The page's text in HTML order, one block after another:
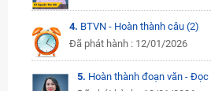
4. BTVN - Hoàn thành câu (2)
Đã phát hành : 12/01/2026
5. Hoàn thành đoạn văn -